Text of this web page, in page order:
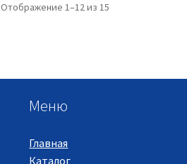
Отображение 1–12 из 15
Меню
Главная
Каталог